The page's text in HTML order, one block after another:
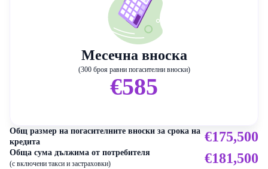
Месечна вноска
(300 броя равни погасителни вноски)
€585
Общ размер на погасителните вноски за срока на
кредита
€175,500
Обща сума дължима от потребителя
(с включени такси и застраховки) €181,500